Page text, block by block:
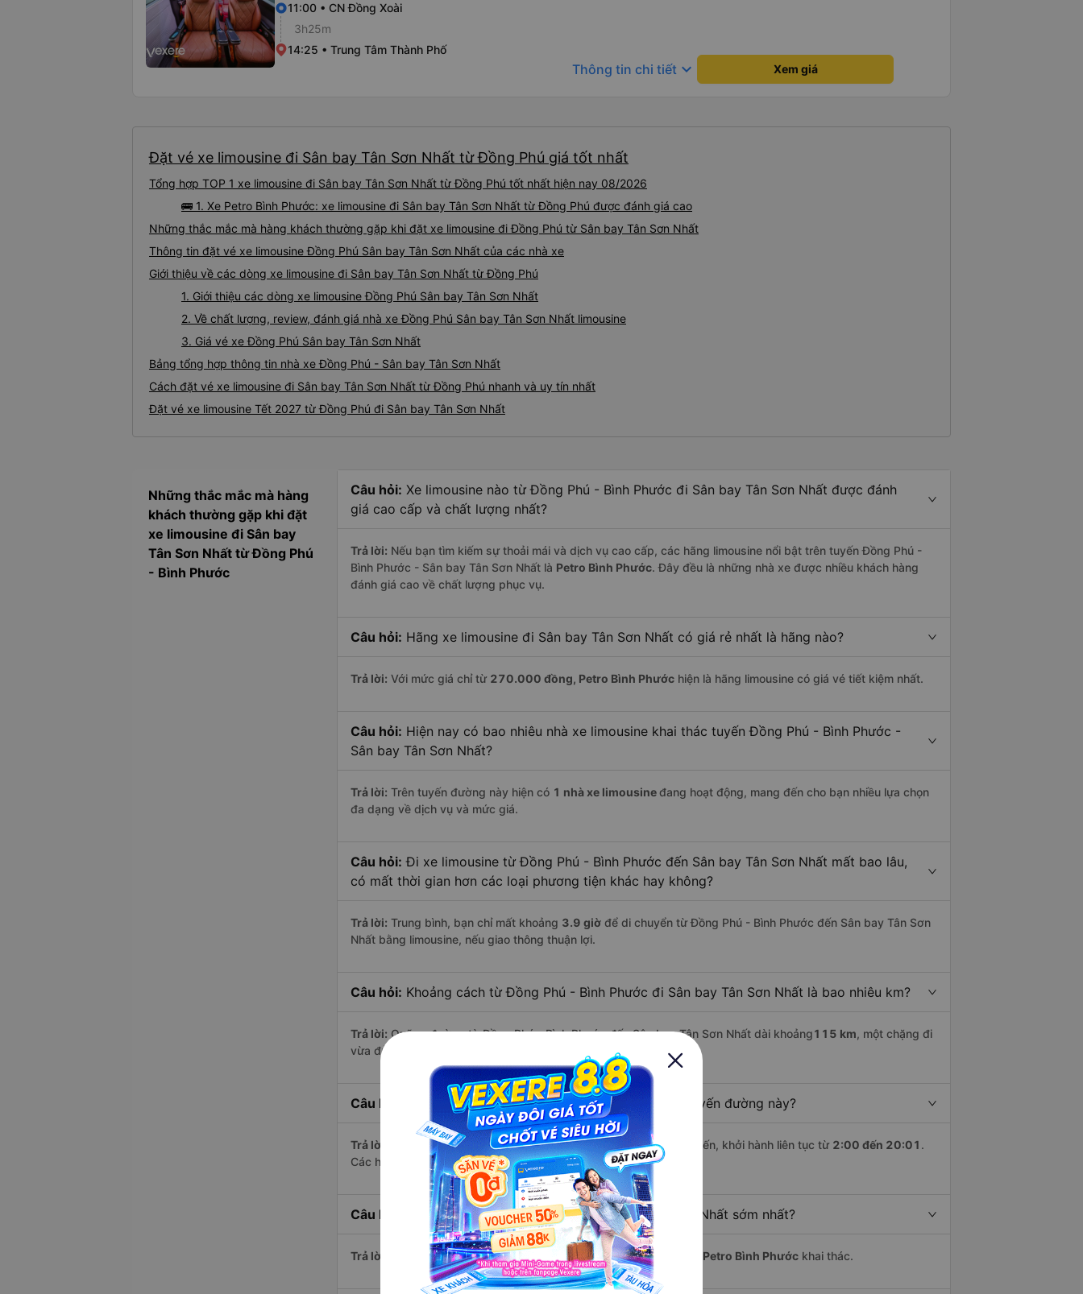
11:00 • CN Đồng Xoài
3h25m
14:25 • Trung Tâm Thành Phố
Thông tin chi tiết keyboard_arrow_down Xem giá
Đặt vé xe limousine đi Sân bay Tân Sơn Nhất từ Đồng Phú giá tốt nhất
Tổng hợp TOP 1 xe limousine đi Sân bay Tân Sơn Nhất từ Đồng Phú tốt nhất hiện nay 08/2026
🚌 1. Xe Petro Bình Phước: xe limousine đi Sân bay Tân Sơn Nhất từ Đồng Phú được đánh giá cao
Những thắc mắc mà hàng khách thường gặp khi đặt xe limousine đi Đồng Phú từ Sân bay Tân Sơn Nhất
Thông tin đặt vé xe limousine Đồng Phú Sân bay Tân Sơn Nhất của các nhà xe
Giới thiệu về các dòng xe limousine đi Sân bay Tân Sơn Nhất từ Đồng Phú
1. Giới thiệu các dòng xe limousine Đồng Phú Sân bay Tân Sơn Nhất
2. Về chất lượng, review, đánh giá nhà xe Đồng Phú Sân bay Tân Sơn Nhất limousine
3. Giá vé xe Đồng Phú Sân bay Tân Sơn Nhất
Bảng tổng hợp thông tin nhà xe Đồng Phú - Sân bay Tân Sơn Nhất
Cách đặt vé xe limousine đi Sân bay Tân Sơn Nhất từ Đồng Phú nhanh và uy tín nhất
Đặt vé xe limousine Tết 2027 từ Đồng Phú đi Sân bay Tân Sơn Nhất
Những thắc mắc mà hàng
khách thường gặp khi đặt
xe limousine đi Sân bay
Tân Sơn Nhất từ Đồng Phú
- Bình Phước
Câu hỏi: Xe limousine nào từ Đồng Phú - Bình Phước đi Sân bay Tân Sơn Nhất được đánh
giá cao cấp và chất lượng nhất?
Trả lời: Nếu bạn tìm kiếm sự thoải mái và dịch vụ cao cấp, các hãng limousine nổi bật trên tuyến Đồng Phú -
Bình Phước - Sân bay Tân Sơn Nhất là Petro Bình Phước. Đây đều là những nhà xe được nhiều khách hàng
đánh giá cao về chất lượng phục vụ.
Câu hỏi: Hãng xe limousine đi Sân bay Tân Sơn Nhất có giá rẻ nhất là hãng nào?
Trả lời: Với mức giá chỉ từ 270.000 đồng, Petro Bình Phước hiện là hãng limousine có giá vé tiết kiệm nhất.
Câu hỏi: Hiện nay có bao nhiêu nhà xe limousine khai thác tuyến Đồng Phú - Bình Phước -
Sân bay Tân Sơn Nhất?
Trả lời: Trên tuyến đường này hiện có 1 nhà xe limousineđang hoạt động, mang đến cho bạn nhiều lựa chọn
đa dạng về dịch vụ và mức giá.
Câu hỏi: Đi xe limousine từ Đồng Phú - Bình Phước đến Sân bay Tân Sơn Nhất mất bao lâu,
có mất thời gian hơn các loại phương tiện khác hay không?
Trả lời: Trung bình, bạn chỉ mất khoảng 3.9 giờ để di chuyển từ Đồng Phú - Bình Phước đến Sân bay Tân Sơn
Nhất bằng limousine, nếu giao thông thuận lợi.
Câu hỏi: Khoảng cách từ Đồng Phú - Bình Phước đi Sân bay Tân Sơn Nhất là bao nhiêu km?
Trả lời: Quãng đường từ Đồng Phú - Bình Phước đến Sân bay Tân Sơn Nhất dài khoảng115 km, một chặng đi
vừa đủ để bạn thư giãn trên xe limousine thoải mái.
Câu hỏi: Mỗi ngày có bao nhiêu chuyến limousine trên tuyến đường này?
Trả lời: Mỗi ngày có tới164 chuyến limousine hoạt động trên tuyến, khởi hành liên tục từ 2:00 đến 20:01 .
Các hãng nổi bật gồm:Petro Bình Phước,...
Câu hỏi: Xe limousine nào khởi hành từ Sân bay Tân Sơn Nhất sớm nhất?
Trả lời: Chuyến limousine sớm nhất khởi hành lúc2:00, do nhà xe Petro Bình Phước khai thác.